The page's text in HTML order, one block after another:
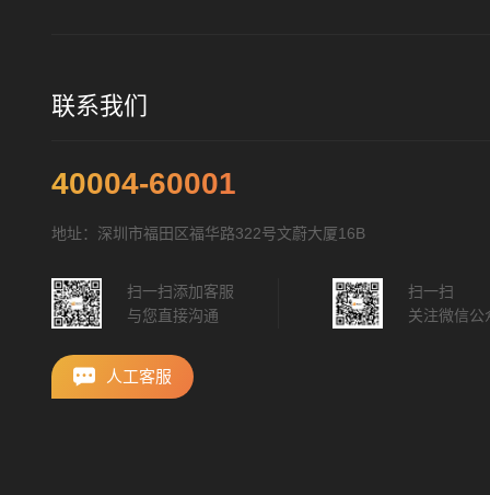
联系我们
40004-60001
地址：深圳市福田区福华路322号文蔚大厦16B
扫一扫添加客服
与您直接沟通
扫一扫
关注微信公
人工客服